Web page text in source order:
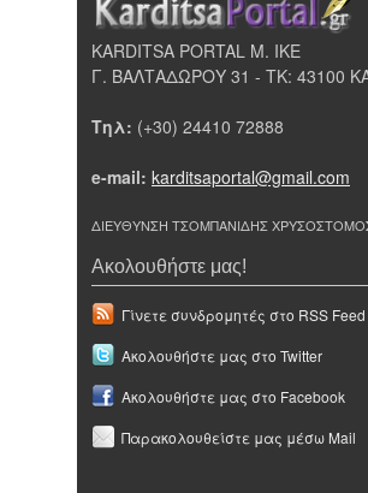
KARDITSA PORTAL Μ. ΙΚΕ
Γ. ΒΑΛΤΑΔΩΡΟΥ 31 - ΤΚ: 43100
Τηλ: (+30) 24410 72888
e-mail: karditsaportal@gmail.com
ΔΙΕΥΘΥΝΣΗ ΤΣΟΜΠΑΝΙΔΗΣ
Ακολουθήστε μας!
Γίνετε συνδρομητές στο RSS Feed
Ακολουθήστε μας στο Twitter
Ακολουθήστε μας στο Facebook
Παρακολουθείστε μας μέσω Mail